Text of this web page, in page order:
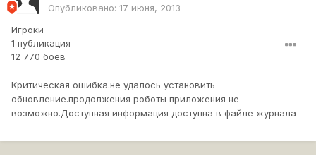
Опубликовано: 17 июня, 2013
Игроки
1 публикация
12 770 боёв
Критическая ошибка.не удалось установить
обновление.продолжения роботы приложения не
возможно.Доступная информация доступна в файле журнала